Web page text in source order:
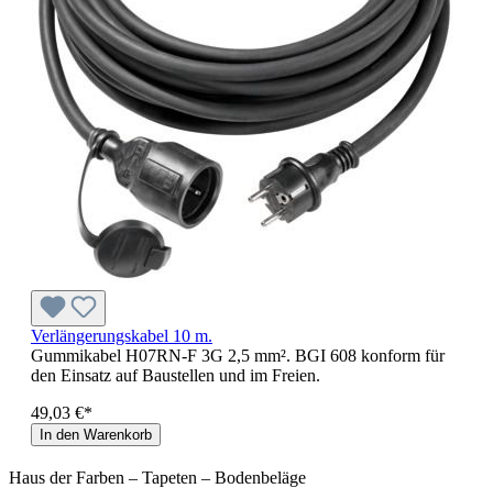
Verlängerungskabel 10 m.
Gummikabel H07RN-F 3G 2,5 mm². BGI 608 konform für
den Einsatz auf Baustellen und im Freien.
49,03 €*
In den Warenkorb
Haus der Farben – Tapeten – Bodenbeläge